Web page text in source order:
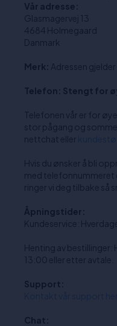
Vår adresse:
Glasmagervej 13
4684 Holmegaard
Danmark
Merk: Adressen
Telefon: Stengt for
Telefonen vår er for
stor pågang og
nettchat eller
Hvis du ønsker å bli
med telefonnummeret
ringer vi deg tilbake så
Åpningstider:
Kundeservice:
Henting av bestillinger:
13:00 eller etter avtale.
Support:
Chat: